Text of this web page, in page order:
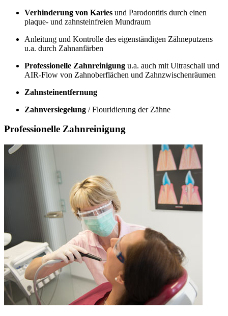
Verhinderung von Karies und Parodontitis durch einen
plaque- und zahnsteinfreien Mundraum
Anleitung und Kontrolle des eigenständigen Zähneputzens
u.a. durch Zahnanfärben
Professionelle Zahnreinigung u.a. auch mit Ultraschall und
AIR-Flow von Zahnoberflächen und Zahnzwischenräumen
Zahnsteinentfernung
Zahnversiegelung / Flouridierung der Zähne
Professionelle Zahnreinigung